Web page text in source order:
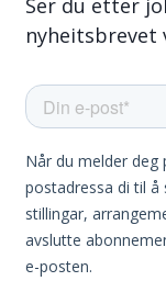
Ser du etter
nyheitsbrevet